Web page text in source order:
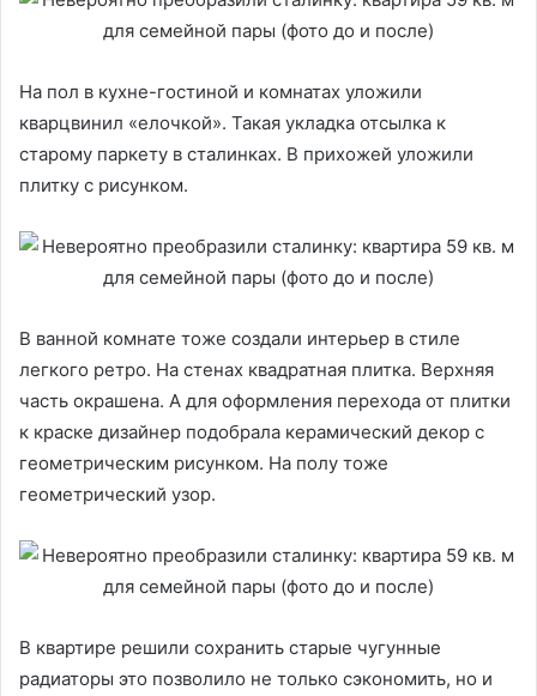
На пол в кухне-гостиной и комнатах уложили
кварцвинил «елочкой». Такая укладка отсылка к
старому паркету в сталинках. В прихожей уложили
плитку с рисунком.
В ванной комнате тоже создали интерьер в стиле
легкого ретро. На стенах квадратная плитка. Верхняя
часть окрашена. А для оформления перехода от плитки
к краске дизайнер подобрала керамический декор с
геометрическим рисунком. На полу тоже
геометрический узор.
В квартире решили сохранить старые чугунные
радиаторы это позволило не только сэкономить, но и